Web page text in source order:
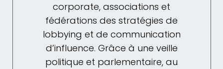
corporate, associations et
fédérations des stratégies de
lobbying et de communication
d’influence. Grâce à une veille
politique et parlementaire, au